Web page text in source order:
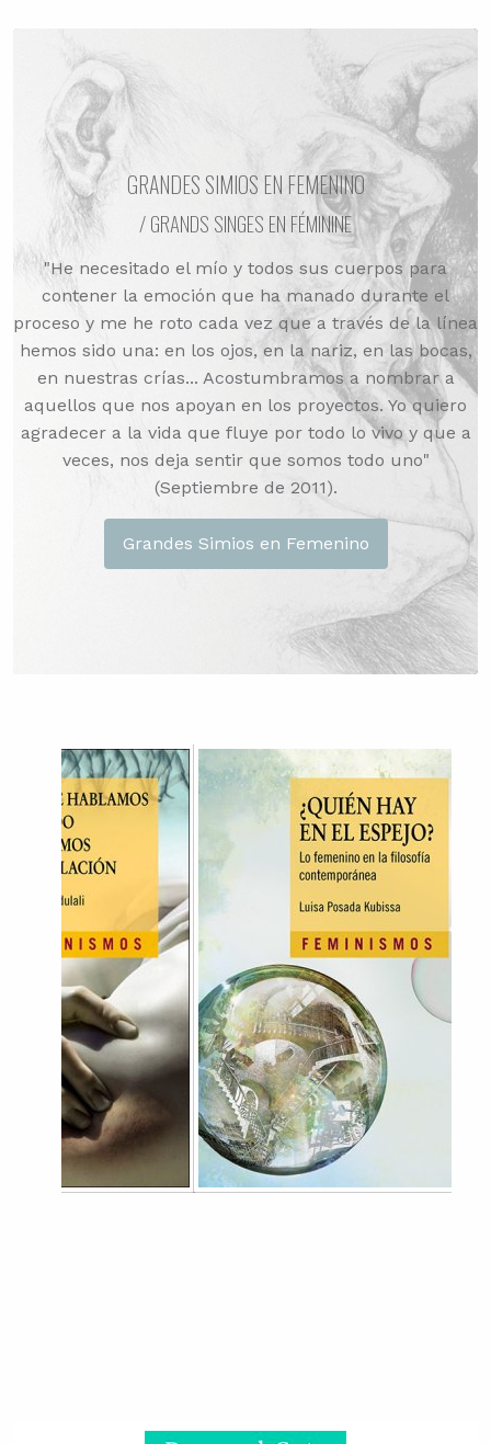
GRANDES SIMIOS EN FEMENINO
/ GRANDS SINGES EN FÉMININE
"He necesitado el mío y todos sus cuerpos para
contener la emoción que ha manado durante el
proceso y me he roto cada vez que a través de la línea
hemos sido una: en los ojos, en la nariz, en las bocas,
en nuestras crías... Acostumbramos a nombrar a
aquellos que nos apoyan en los proyectos. Yo quiero
agradecer a la vida que fluye por todo lo vivo y que a
veces, nos deja sentir que somos todo uno"
(Septiembre de 2011).
Grandes Simios en Femenino